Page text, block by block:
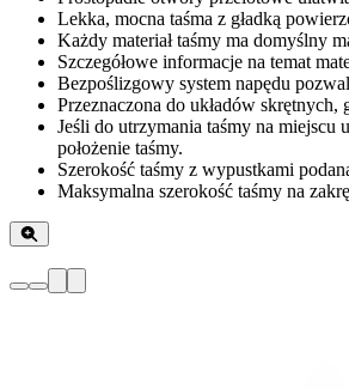
Lekka, mocna taśma z gładką
Każdy materiał taśmy ma domyślny
Szczegółowe informacje na temat
Bezpoślizgowy system napędu
Przeznaczona do układów
Jeśli do utrzymania taśmy na
położenie taśmy.
Szerokość taśmy z wypustkami
Maksymalna szerokość taśmy na